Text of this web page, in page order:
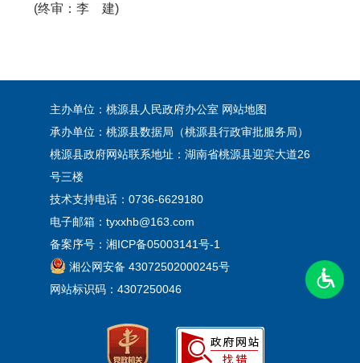
(终审：李 建)
主办单位：桃源县人民政府办公室 网站地图
承办单位：桃源县数据局（桃源县行政审批服务局）
桃源县政府网站联系地址：湖南省桃源县迎宾大道26
号三楼
技术支持电话：0736-6629180
电子邮箱：tyxxhb@163.com
备案序号： 湘ICP备05003141号-1
湘公网安备 43072502000245号
网站标识码：4307250046